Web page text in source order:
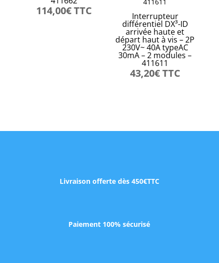
114,00€TTC Interrupteur
différentiel DX³-ID
arrivée haute et
départ haut à vis – 2P
230V~ 40A typeAC
30mA – 2 modules –
411611
43,20€TTC
Livraison offerte dès 450€TTC
Paiement 100% sécurisé